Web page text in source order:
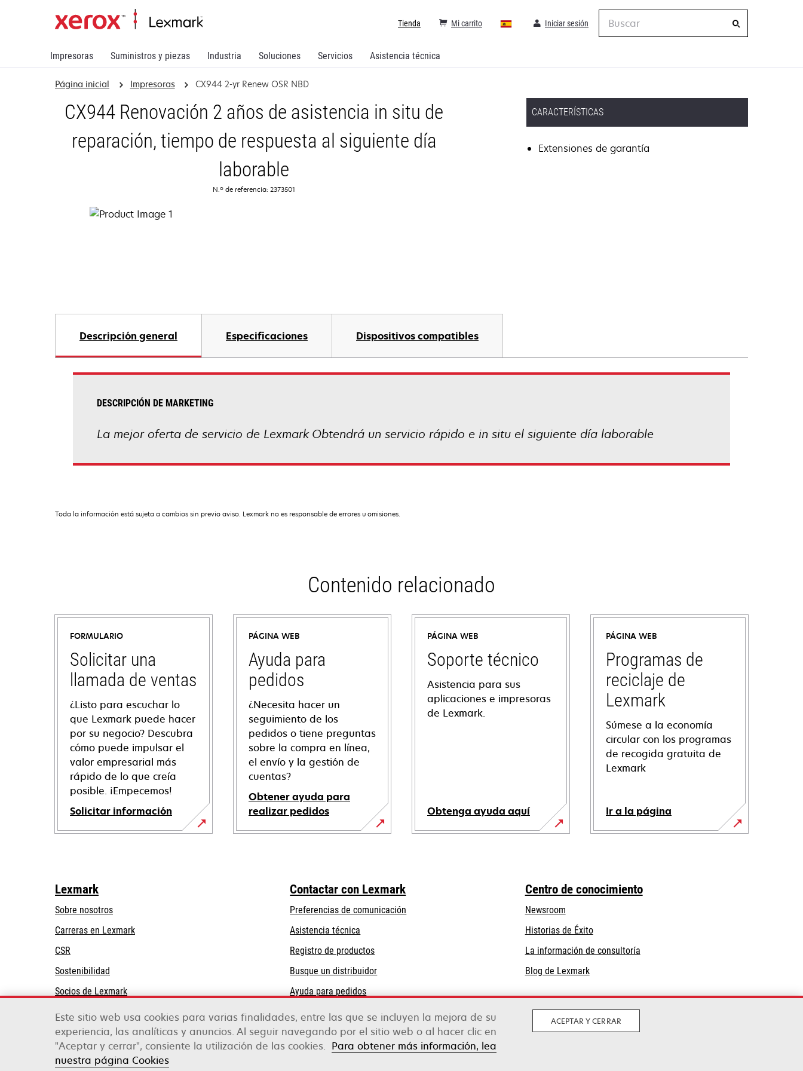
Impresoras Suministros y piezas Industria Soluciones Servicios Asistencia técnica
Tienda Iniciar sesión
Mi carrito
Página inicial Impresoras CX944 2-yr Renew OSR NBD
CX944 Renovación 2 años de asistencia in situ de
reparación, tiempo de respuesta al siguiente día
laborable
N.º de referencia: 2373501
CARACTERÍSTICAS
Extensiones de garantía
Descripción general Especificaciones Dispositivos compatibles
DESCRIPCIÓN DE MARKETING
La mejor oferta de servicio de Lexmark Obtendrá un servicio rápido e in situ el siguiente día laborable
Toda la información está sujeta a cambios sin previo aviso. Lexmark no es responsable de errores u omisiones.
Contenido relacionado
FORMULARIO
Solicitar una
llamada de ventas
¿Listo para escuchar lo
que Lexmark puede hacer
por su negocio? Descubra
cómo puede impulsar el
valor empresarial más
rápido de lo que creía
posible. ¡Empecemos!
Solicitar información
PÁGINA WEB
Ayuda para
pedidos
¿Necesita hacer un
seguimiento de los
pedidos o tiene preguntas
sobre la compra en línea,
el envío y la gestión de
cuentas?
Obtener ayuda para
realizar pedidos
PÁGINA WEB
Soporte técnico
Asistencia para sus
aplicaciones e impresoras
de Lexmark.
Obtenga ayuda aquí
se
PÁGINA WEB
Programas de
reciclaje de
Lexmark
Súmese a la economía
circular con los programas
de recogida gratuita de
Lexmark
Ir a la página
Lexmark
Sobre nosotros
Carreras en Lexmark
CSR
Sostenibilidad
Socios de Lexmark
Contactar con Lexmark
Preferencias de comunicación
se
abre
en
una
pestaña
nueva
Asistencia técnica
en
una
pestaña
nueva
Registro de productos
Busque un distribuidor
Ayuda para pedidos
Mayoristas de Lexmark
Centro de conocimiento
Newsroom
Historias de Éxito
La información de consultoría
Blog de Lexmark
Lexmark International, Inc., una compañía de Xerox
©2026 Todos los derechos reservados.
Legal Política de privacidad Términos y condiciones
Este sitio web usa cookies para varias finalidades, entre las que se incluyen la mejora de su
experiencia, las analíticas y anuncios. Al seguir navegando por el sitio web o al hacer clic en
"Aceptar y cerrar", consiente la utilización de las cookies. Para obtener más información, lea
nuestra página Cookies
ACEPTAR Y CERRAR